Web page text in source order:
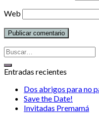
Web
Entradas recientes
Dos abrigos para no
Save the Date!
Invitadas Premamá